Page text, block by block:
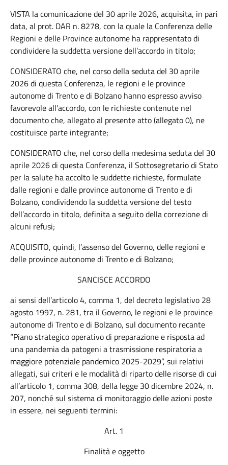
VISTA la comunicazione del 30 aprile 2026, acquisita, in pari
data, al prot. DAR n. 8278, con la quale la Conferenza delle
Regioni e delle Province autonome ha rappresentato di
condividere la suddetta versione dell’accordo in titolo;
CONSIDERATO che, nel corso della seduta del 30 aprile
2026 di questa Conferenza, le regioni e le province
autonome di Trento e di Bolzano hanno espresso avviso
favorevole all’accordo, con le richieste contenute nel
documento che, allegato al presente atto (allegato 0), ne
costituisce parte integrante;
CONSIDERATO che, nel corso della medesima seduta del 30
aprile 2026 di questa Conferenza, il Sottosegretario di Stato
per la salute ha accolto le suddette richieste, formulate
dalle regioni e dalle province autonome di Trento e di
Bolzano, condividendo la suddetta versione del testo
dell’accordo in titolo, definita a seguito della correzione di
alcuni refusi;
ACQUISITO, quindi, l’assenso del Governo, delle regioni e
delle province autonome di Trento e di Bolzano;
SANCISCE ACCORDO
ai sensi dell’articolo 4, comma 1, del decreto legislativo 28
agosto 1997, n. 281, tra il Governo, le regioni e le province
autonome di Trento e di Bolzano, sul documento recante
“Piano strategico operativo di preparazione e risposta ad
una pandemia da patogeni a trasmissione respiratoria a
maggiore potenziale pandemico 2025-2029”, sui relativi
allegati, sui criteri e le modalità di riparto delle risorse di cui
all’articolo 1, comma 308, della legge 30 dicembre 2024, n.
207, nonché sul sistema di monitoraggio delle azioni poste
in essere, nei seguenti termini:
Art. 1
Finalità e oggetto